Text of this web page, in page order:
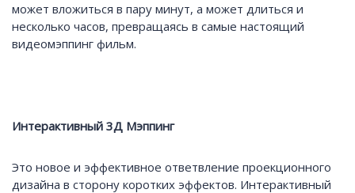
может вложиться в пару минут, а может длиться и
несколько часов, превращаясь в самые настоящий
видеомэппинг фильм.
Интерактивный 3Д Мэппинг
Это новое и эффективное ответвление проекционного
дизайна в сторону коротких эффектов. Интерактивный